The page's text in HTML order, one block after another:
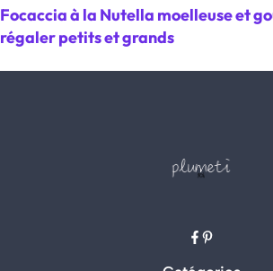
Focaccia à la Nutella moelleuse et
régaler petits et grands